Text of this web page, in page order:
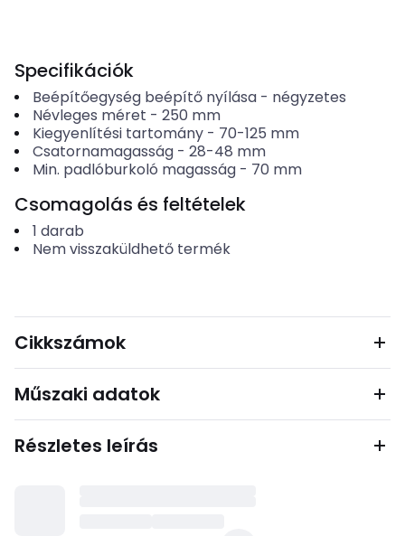
Specifikációk
Beépítőegység beépítő nyílása- négyzetes
Névleges méret - 250 mm
Kiegyenlítési tartomány- 70-125 mm
Csatornamagasság- 28-48 mm
Min. padlóburkoló magasság- 70 mm
Csomagolás és feltételek
1 darab
Nem visszaküldhető termék
Cikkszámok
Műszaki adatok
Részletes leírás